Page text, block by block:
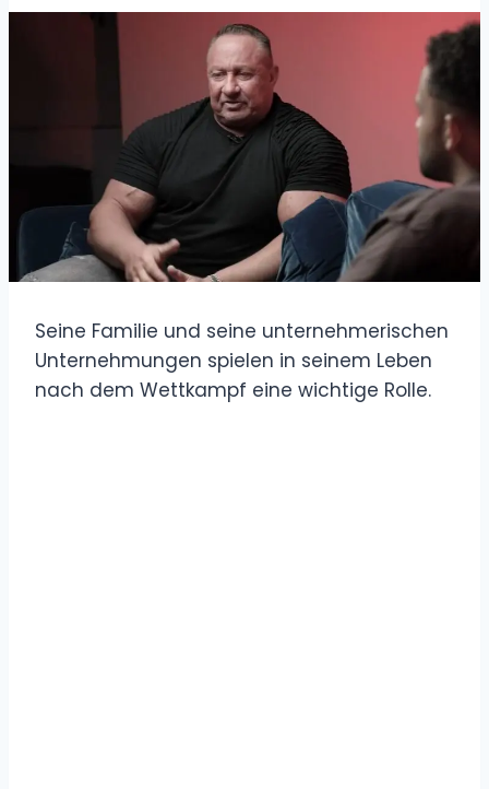
Seine Familie und seine unternehmerischen
Unternehmungen spielen in seinem Leben
nach dem Wettkampf eine wichtige Rolle.